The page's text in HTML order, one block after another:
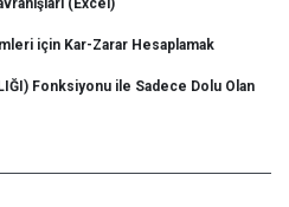
(Excel)
için Kar-Zarar Hesaplamak
Fonksiyonu ile Sadece Dolu Olan